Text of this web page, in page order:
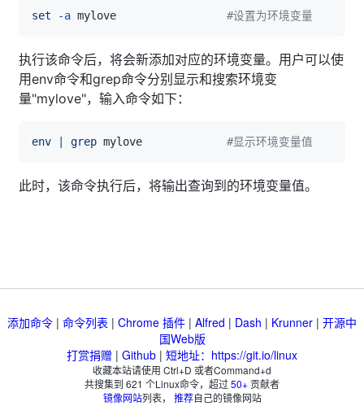
set -a mylove #设置为环境变量
执行该命令后，将会新添加对应的环境变量。用户可以使
用env命令和grep命令分别显示和搜索环境变
量"mylove"，输入命令如下：
env grep mylove #显示环境变量值
此时，该命令执行后，将输出查询到的环境变量值。
添加命令 | 命令列表 | Chrome 插件 | Alfred | Dash | Krunner | 开源中
国Web版
打赏捐赠 | Github | 短地址：https://git.io/linux
收藏本站请使用 Ctrl+D 或者Command+d
共搜集到 621 个Linux命令，超过50+贡献者
镜像网站列表， 推荐自己的镜像网站